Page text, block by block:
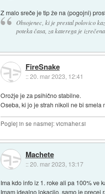
Z malo sreče je tip že na (pogojni)
Obsojenec, ki je prestal polovico
poteka časa, za katerega je
FireSnake
::20. mar 2023, 12:41
Orožje je za psihično stabilne.
Oseba, ki jo je strah nikoli ne bi smela
Poglej in se nasmej: vicmaher.si
Machete
::20. mar 2023, 13:17
Ima kdo info iz 1. roke ali pa 100% ve
Imam idealno lokacijo, samo je precej